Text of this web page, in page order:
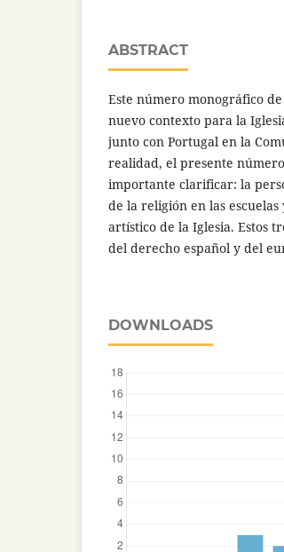
ABSTRACT
Este número monográfico
nuevo contexto para la
junto con Portugal en la
realidad, el presente
importante clarificar: la
de la religión en las
artístico de la Iglesia. Estos
del derecho español y del
DOWNLOADS